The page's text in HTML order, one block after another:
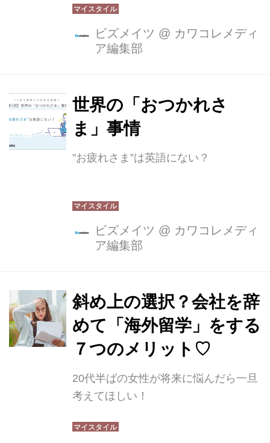
ビズメイツ @ カワコレメディ
ア編集部
世界の「おつかれさ
ま」事情
”お疲れさま”は英語にない？
ビズメイツ @ カワコレメディ
ア編集部
斜め上の選択？会社を辞
めて「海外留学」をする
７つのメリット♡
20代半ばの女性が将来に悩んだら一旦
考えてほしい！